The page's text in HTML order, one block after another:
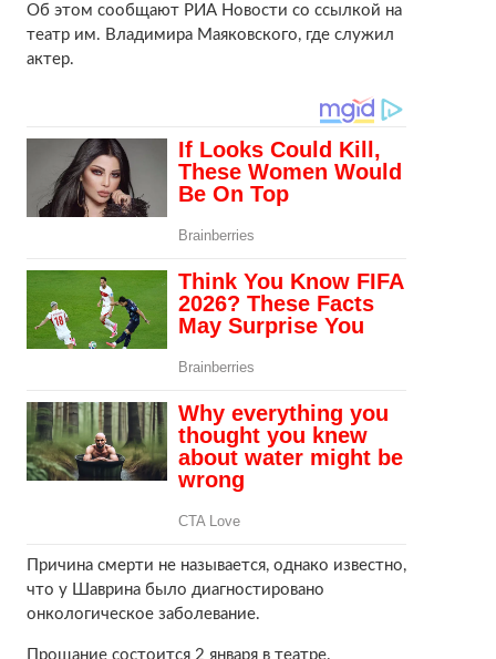
Об этом сообщают РИА Новости со ссылкой на
театр им. Владимира Маяковского, где служил
актер.
Причина смерти не называется, однако известно,
что у Шаврина было диагностировано
онкологическое заболевание.
Прощание состоится 2 января в театре.